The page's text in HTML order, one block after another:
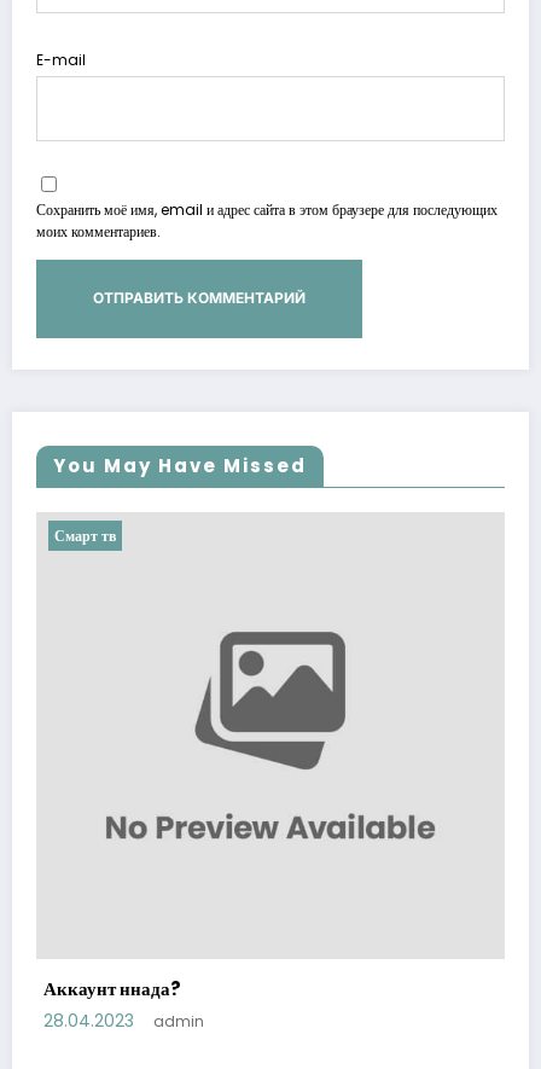
E-mail
Сохранить моё имя, email и адрес сайта в этом браузере для последующих
моих комментариев.
You May Have Missed
Смарт тв
Аккаунт ннада?
28.04.2023 admin